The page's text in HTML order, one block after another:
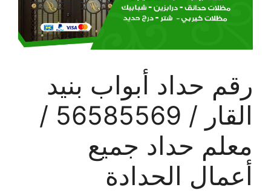
رقم حداد أبواب بنيد
القار / 56585569 /
معلم حداد جميع
أعمال الحدادة